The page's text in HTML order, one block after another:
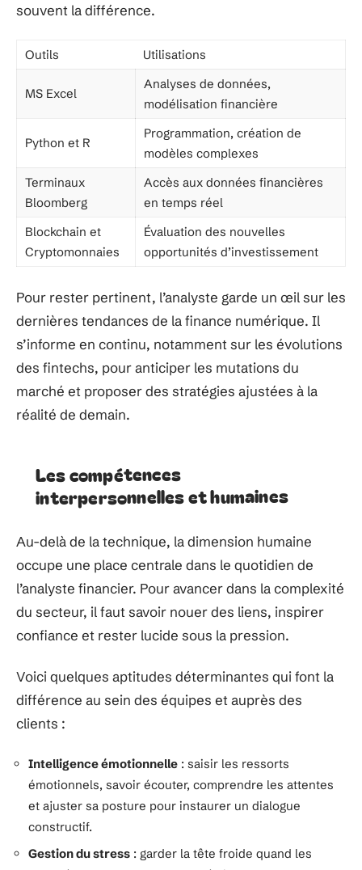
souvent la différence.
Outils Utilisations
MS Excel
Analyses de données,
modélisation financière
Python et R
Programmation, création de
modèles complexes
Terminaux
Bloomberg
Accès aux données financières
en temps réel
Blockchain et
Cryptomonnaies
Évaluation des nouvelles
opportunités d’investissement
Pour rester pertinent, l’analyste garde un œil sur les
dernières tendances de la finance numérique. Il
s’informe en continu, notamment sur les évolutions
des fintechs, pour anticiper les mutations du
marché et proposer des stratégies ajustées à la
réalité de demain.
Les compétences
interpersonnelles et humaines
Au-delà de la technique, la dimension humaine
occupe une place centrale dans le quotidien de
l’analyste financier. Pour avancer dans la complexité
du secteur, il faut savoir nouer des liens, inspirer
confiance et rester lucide sous la pression.
Voici quelques aptitudes déterminantes qui font la
différence au sein des équipes et auprès des
clients :
Intelligence émotionnelle : saisir les ressorts
émotionnels, savoir écouter, comprendre les attentes
et ajuster sa posture pour instaurer un dialogue
constructif.
Gestion du stress : garder la tête froide quand les